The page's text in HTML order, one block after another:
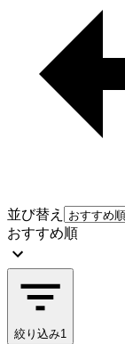
並び替え
おすすめ順
絞り込み1